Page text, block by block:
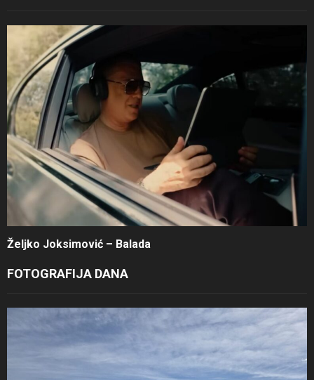
Željko Joksimović – Balada
FOTOGRAFIJA DANA